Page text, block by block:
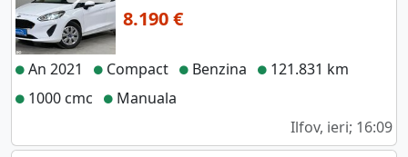
8.190 €
An 2021 Compact Benzina
121.831 km
1000 cmc
Manuala
Ilfov, ieri; 16:09